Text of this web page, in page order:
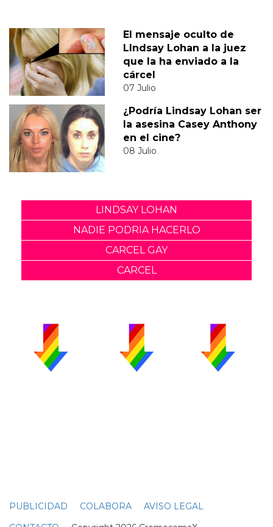
El mensaje oculto de
LIndsay Lohan a la juez
que la ha enviado a la
cárcel
07 Julio
¿Podría Lindsay Lohan ser
la asesina Casey Anthony
en el cine?
08 Julio
LINDSAY LOHAN
NADIE PODRIA HACERLO
CARCEL GAY
CARCEL
PUBLICIDAD COLABORA
AVISO LEGAL